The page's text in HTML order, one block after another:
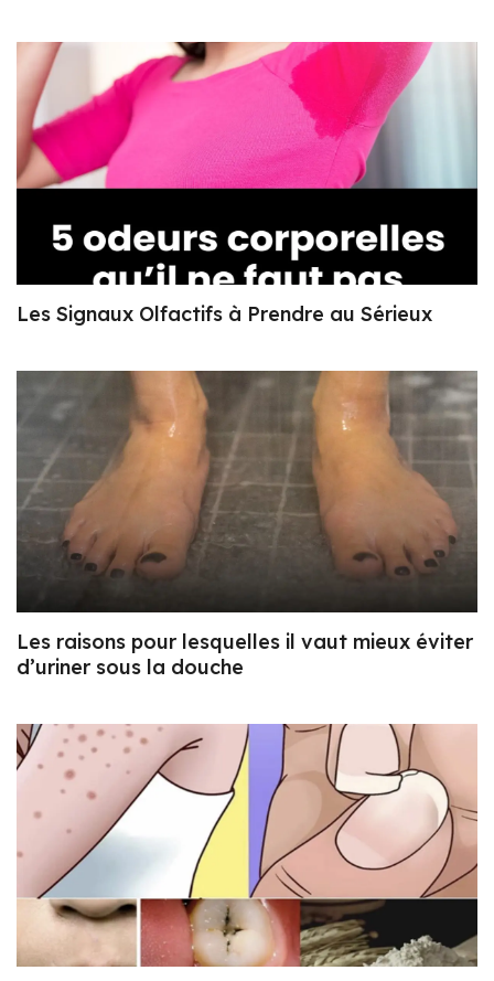
Les Signaux Olfactifs à Prendre au Sérieux
Les raisons pour lesquelles il vaut mieux éviter
d’uriner sous la douche